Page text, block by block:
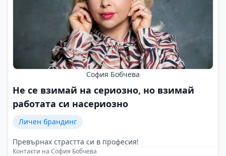
София Бобчева
Не се взимай на сериозно, но взимай
работата си насериозно
Личен брандинг
Превърнах страстта си в професия!
Контакти на София Бобчева